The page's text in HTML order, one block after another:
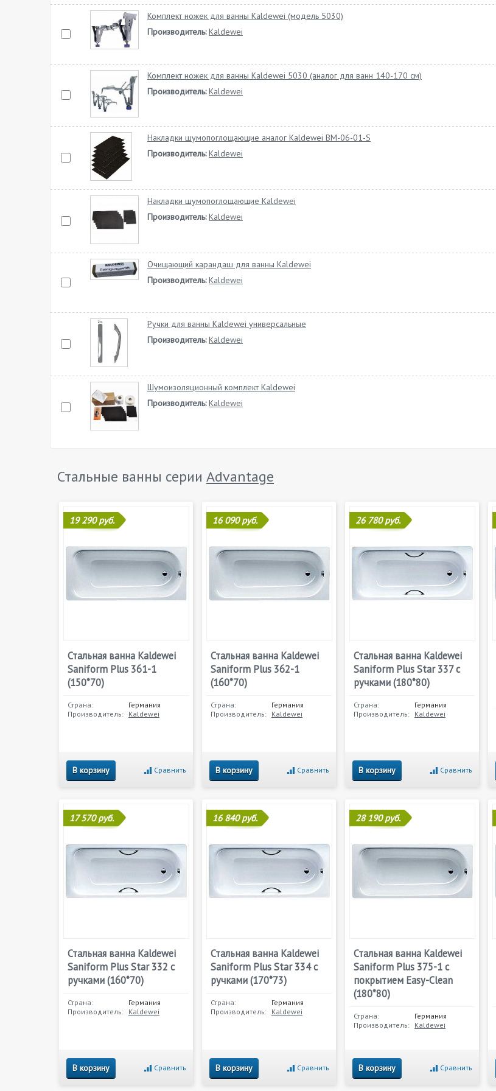
Комплект ножек для ванны Kaldewei (модель 5030)
Производитель: Kaldewei
Комплект ножек для ванны Kaldewei 5030 (аналог для ванн 140-170 см)
Производитель: Kaldewei
Накладки шумопоглощающие аналог Kaldewei BM-06-01-S
Производитель: Kaldewei
Накладки шумопоглощающие Kaldewei
Производитель: Kaldewei
Очищающий карандаш для ванны Kaldewei
Производитель: Kaldewei
Ручки для ванны Kaldewei универсальные
Производитель: Kaldewei
Шумоизоляционный комплект Kaldewei
Производитель: Kaldewei
Стальные ванны серии Advantage
19 290 руб.
Стальная ванна Kaldewei
Saniform Plus 361-1
(150*70)
Страна:
Германия
Производитель: Kaldewei
В корзину Сравнить
16 090 руб.
Стальная ванна Kaldewei
Saniform Plus 362-1
(160*70)
Страна:
Германия
Производитель: Kaldewei
В корзину Сравнить
26 780 руб.
Стальная ванна Kaldewei
Saniform Plus Star 337 с
ручками (180*80)
Страна:
Германия
Производитель: Kaldewei
В корзину Сравнить
17 570 руб.
Стальная ванна Kaldewei
Saniform Plus Star 332 с
ручками (160*70)
Страна:
Германия
Производитель: Kaldewei
В корзину Сравнить
16 840 руб.
Стальная ванна Kaldewei
Saniform Plus Star 334 с
ручками (170*73)
Страна:
Германия
Производитель: Kaldewei
В корзину Сравнить
28 190 руб.
Стальная ванна Kaldewei
Saniform Plus 375-1 с
покрытием Easy-Clean
(180*80)
Страна:
Германия
Производитель: Kaldewei
В корзину Сравнить